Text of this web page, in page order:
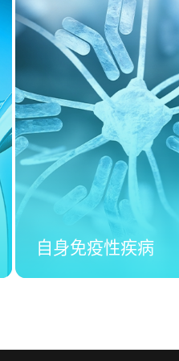
自身免疫性疾病